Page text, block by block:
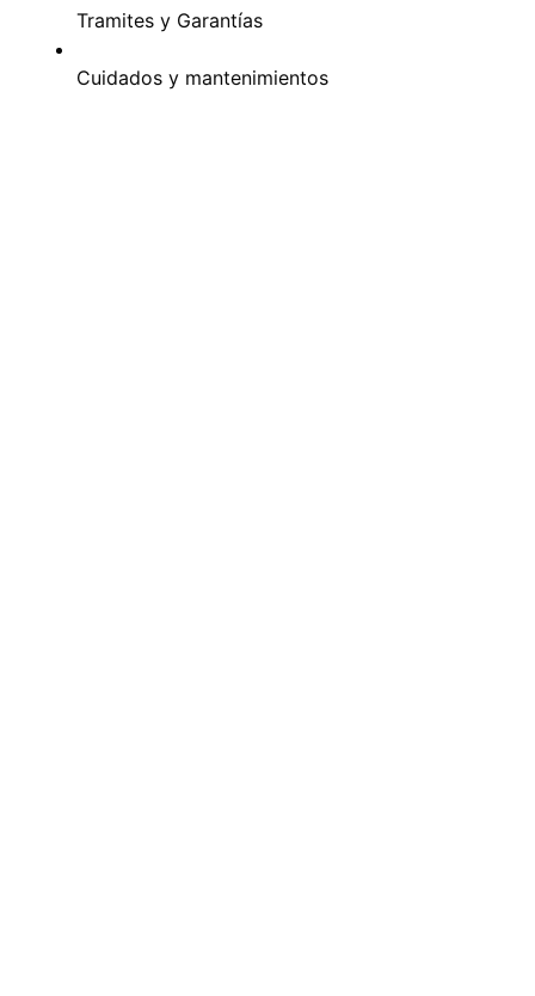
Tramites y Garantías
Cuidados y mantenimientos